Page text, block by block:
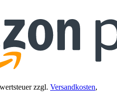
zzgl. Versandkosten,